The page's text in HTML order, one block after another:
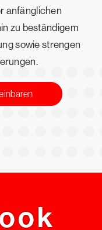
anfänglichen
zu beständigem
sowie strengen